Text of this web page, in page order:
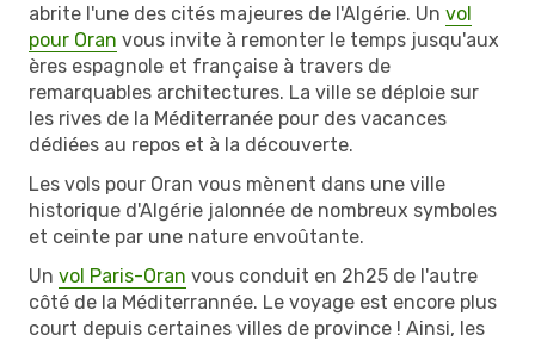
abrite l'une des cités majeures de l'Algérie. Un vol
pour Oran vous invite à remonter le temps jusqu'aux
ères espagnole et française à travers de
remarquables architectures. La ville se déploie sur
les rives de la Méditerranée pour des vacances
dédiées au repos et à la découverte.
Les vols pour Oran vous mènent dans une ville
historique d'Algérie jalonnée de nombreux symboles
et ceinte par une nature envoûtante.
Un vol Paris-Oran vous conduit en 2h25 de l'autre
côté de la Méditerrannée. Le voyage est encore plus
court depuis certaines villes de province ! Ainsi, les